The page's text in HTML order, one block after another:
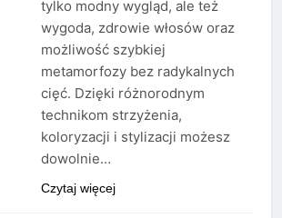
tylko modny wygląd, ale też
wygoda, zdrowie włosów oraz
możliwość szybkiej
metamorfozy bez radykalnych
cięć. Dzięki różnorodnym
technikom strzyżenia,
koloryzacji i stylizacji możesz
dowolnie…
Czytaj więcej